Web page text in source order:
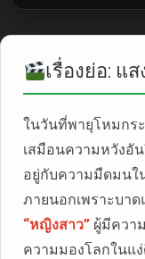
เรื่องย่อ: แ
ในวันที่พายุโหมกร
เสมือนความหวังอั
อยู่กับความมืดมนใ
ภายนอกเพราะบา
“หญิงสาว” ผู้มีควา
ความมองโลกในแ